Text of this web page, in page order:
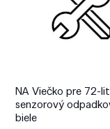
NA Viečko pre 72-
senzorový
biele